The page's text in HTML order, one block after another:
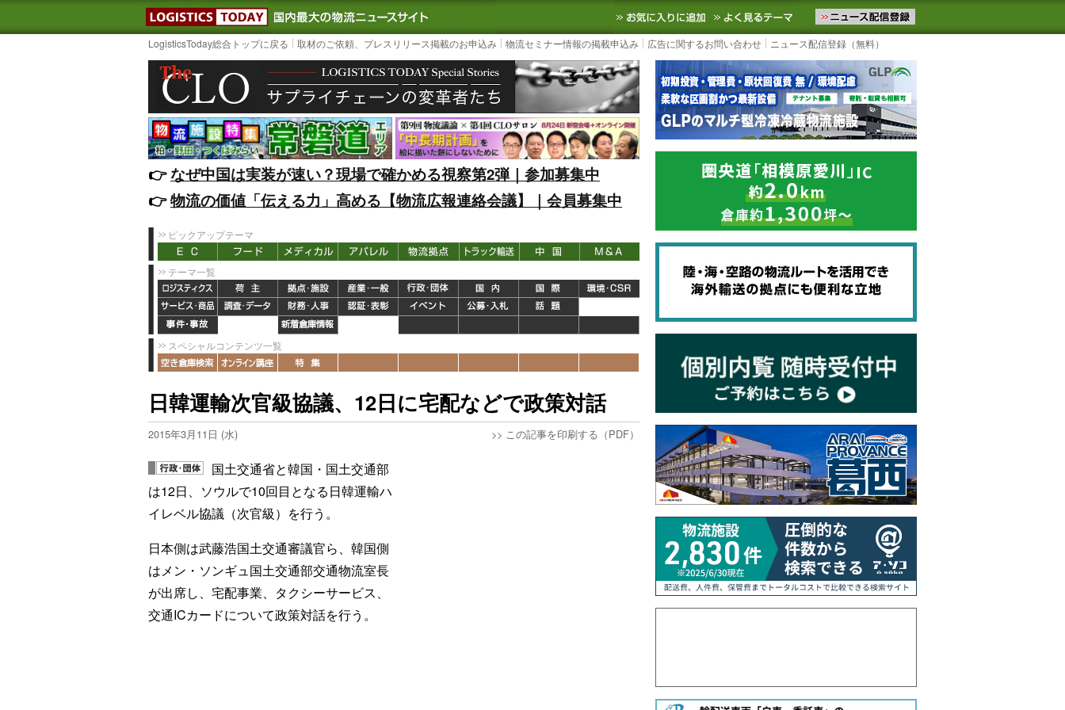
LOGISTICS TODAY｜国内最大の物流ニュースサイト3PL, SCMなど国内外の最新の物流ニュースをお届けします。物流ニュースメール配信を登録す
お気に入りに追加 よく見るテーマ
LogisticsToday総合トップに戻る 取材のご依頼、プレスリリース掲載のお申込み 物流セミナー情報の掲載申込み 広告に関するお問い合わせ ニュース配信登録（無料）
👉️なぜ中国は実装が速い？現場で確かめる視察第2弾｜参加募集中
👉️物流の価値「伝える力」高める【物流広報連絡会議】｜会員募集中
ピックアップテーマ
テーマ一覧
スペシャルコンテンツ一覧
日韓運輸次官級協議、12日に宅配などで政策対話
2015年3月11日 (水) >> この記事を印刷する（PDF）
国土交通省と韓国・国土交通部
は12日、ソウルで10回目となる日韓運輸ハ
イレベル協議（次官級）を行う。
日本側は武藤浩国土交通審議官ら、韓国側
はメン・ソンギュ国土交通部交通物流室長
が出席し、宅配事業、タクシーサービス、
交通ICカードについて政策対話を行う。